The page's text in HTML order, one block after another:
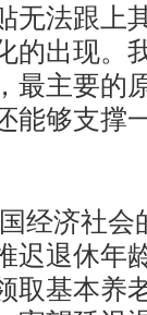
无法跟上
的出现。
最主要的
能够支撑
经济社会
迟退休年
取基本养